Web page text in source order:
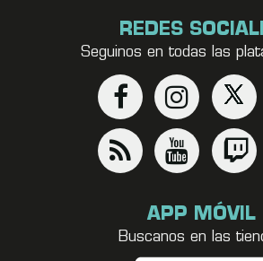
REDES
Seguinos en todas las
APP MÓVIL
Buscanos en las